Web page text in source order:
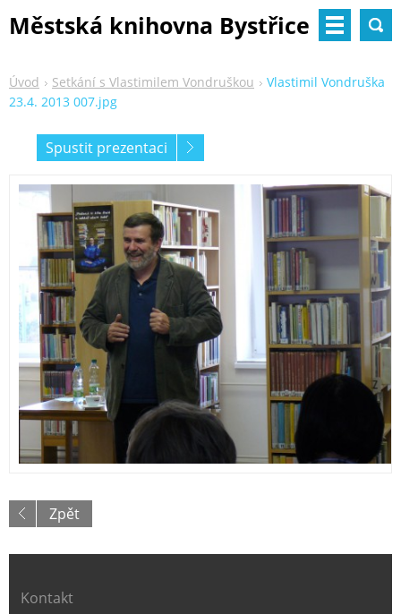
Městská knihovna Bystřice
Úvod Setkání s Vlastimilem Vondruškou
Vlastimil Vondruška
23.4. 2013 007.jpg
Spustit prezentaci
Zpět
Kontakt